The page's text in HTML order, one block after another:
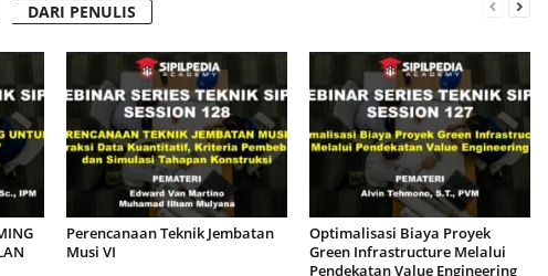
DARI PENULIS
Perencanaan Teknik Jembatan
Musi VI
Optimalisasi Biaya Proyek
Green Infrastructure Melalui
Pendekatan Value Engineering